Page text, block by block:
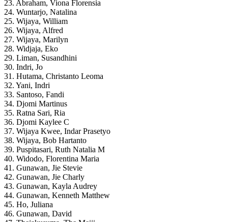
23. Abraham, Viona Florensia
24. Wuntarjo, Natalina
25. Wijaya, William
26. Wijaya, Alfred
27. Wijaya, Marilyn
28. Widjaja, Eko
29. Liman, Susandhini
30. Indri, Jo
31. Hutama, Christanto Leoma
32. Yani, Indri
33. Santoso, Fandi
34. Djomi Martinus
35. Ratna Sari, Ria
36. Djomi Kaylee C
37. Wijaya Kwee, Indar Prasetyo
38. Wijaya, Bob Hartanto
39. Puspitasari, Ruth Natalia M
40. Widodo, Florentina Maria
41. Gunawan, Jie Stevie
42. Gunawan, Jie Charly
43. Gunawan, Kayla Audrey
44. Gunawan, Kenneth Matthew
45. Ho, Juliana
46. Gunawan, David